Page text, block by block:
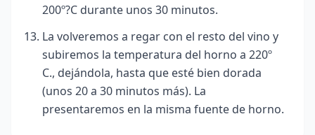
200º?C durante unos 30 minutos.
La volveremos a regar con el resto del vino y
subiremos la temperatura del horno a 220º
C., dejándola, hasta que esté bien dorada
(unos 20 a 30 minutos más). La
presentaremos en la misma fuente de horno.